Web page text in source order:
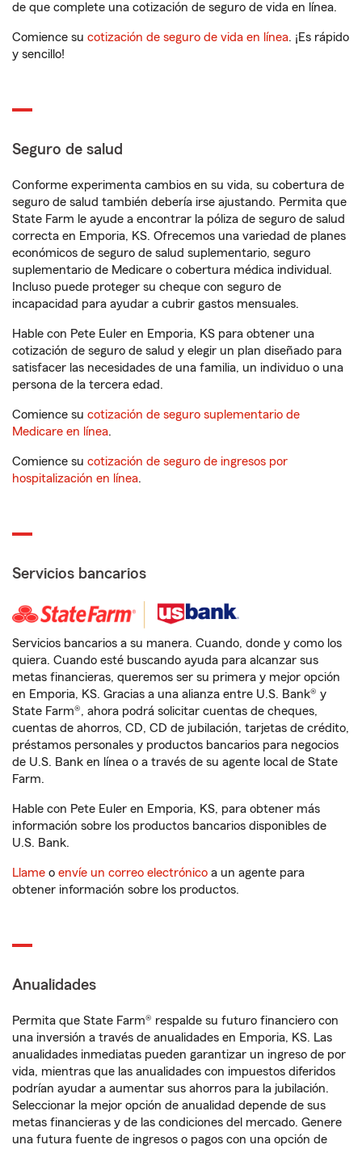
de que complete una cotización de seguro de vida en línea.
Comience su cotización de seguro de vida en línea. ¡Es rápido
y sencillo!
Seguro de salud
Conforme experimenta cambios en su vida, su cobertura de
seguro de salud también debería irse ajustando. Permita que
State Farm le ayude a encontrar la póliza de seguro de salud
correcta en Emporia, KS. Ofrecemos una variedad de planes
económicos de seguro de salud suplementario, seguro
suplementario de Medicare o cobertura médica individual.
Incluso puede proteger su cheque con seguro de
incapacidad para ayudar a cubrir gastos mensuales.
Hable con Pete Euler en Emporia, KS para obtener una
cotización de seguro de salud y elegir un plan diseñado para
satisfacer las necesidades de una familia, un individuo o una
persona de la tercera edad.
Comience su cotización de seguro suplementario de
Medicare en línea.
Comience su cotización de seguro de ingresos por
hospitalización en línea.
Servicios bancarios
Servicios bancarios a su manera. Cuando, donde y como los
quiera. Cuando esté buscando ayuda para alcanzar sus
metas financieras, queremos ser su primera y mejor opción
en Emporia, KS. Gracias a una alianza entre U.S. Bank® y
State Farm®, ahora podrá solicitar cuentas de cheques,
cuentas de ahorros, CD, CD de jubilación, tarjetas de crédito,
préstamos personales y productos bancarios para negocios
de U.S. Bank en línea o a través de su agente local de State
Farm.
Hable con Pete Euler en Emporia, KS, para obtener más
información sobre los productos bancarios disponibles de
U.S. Bank.
Llame o envíe un correo electrónico a un agente para
obtener información sobre los productos.
Anualidades
Permita que State Farm® respalde su futuro financiero con
una inversión a través de anualidades en Emporia, KS. Las
anualidades inmediatas pueden garantizar un ingreso de por
vida, mientras que las anualidades con impuestos diferidos
podrían ayudar a aumentar sus ahorros para la jubilación.
Seleccionar la mejor opción de anualidad depende de sus
metas financieras y de las condiciones del mercado. Genere
una futura fuente de ingresos o pagos con una opción de